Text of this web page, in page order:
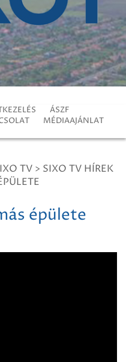
ÁSZF
MÉDIAAJÁNLAT
TV > SIXO TV HÍREK
épülete